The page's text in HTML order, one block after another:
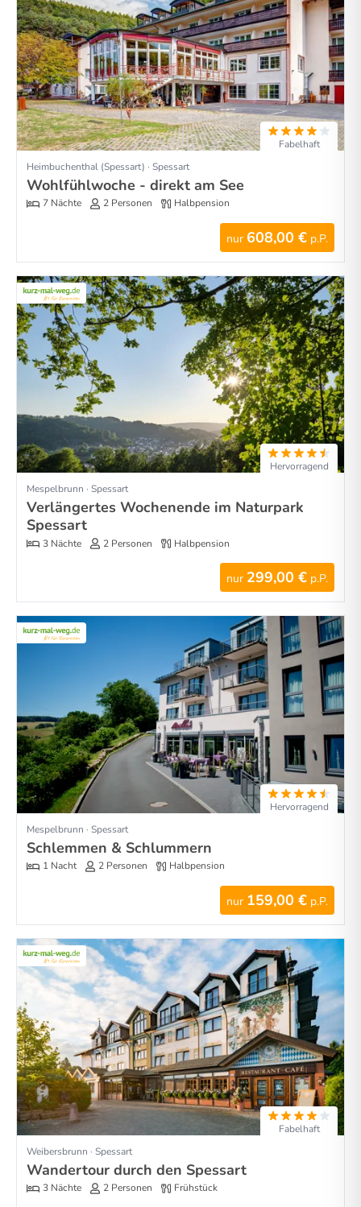
Fabelhaft
Heimbuchenthal (Spessart) · Spessart
Wohlfühlwoche - direkt am See
7 Nächte 2 Personen Halbpension
nur 608,00 € p.P.
Hervorragend
Mespelbrunn · Spessart
Verlängertes Wochenende im Naturpark
Spessart
3 Nächte 2 Personen Halbpension
nur 299,00 € p.P.
Hervorragend
Mespelbrunn · Spessart
Schlemmen & Schlummern
1 Nacht 2 Personen Halbpension
nur 159,00 € p.P.
Fabelhaft
Weibersbrunn · Spessart
Wandertour durch den Spessart
3 Nächte 2 Personen Frühstück